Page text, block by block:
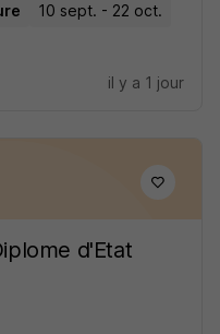
10 sept. - 22 oct.
il y a 1 jour
d'Etat